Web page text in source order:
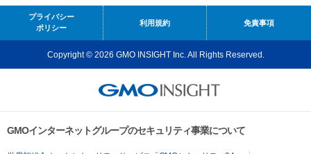
プライバシー
ポリシー
利用規約 免責事項
Copyright © 2026 GMO INSIGHT Inc. All Rights Reserved.
GMOインターネットグループのセキュリティ事業について